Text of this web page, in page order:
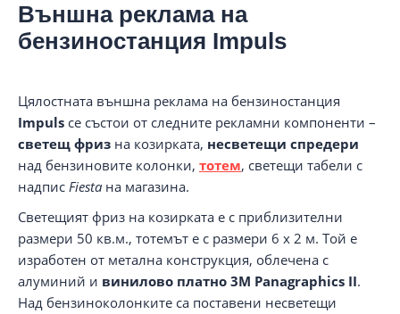
Външна реклама на
бензиностанция Impuls
Цялостната външна реклама на бензиностанция
Impuls се състои от следните рекламни компоненти –
светещ фриз на козирката, несветещи спредери
над бензиновите колонки, тотем, светещи табели с
надпис Fiesta на магазина.
Светещият фриз на козирката е с приблизителни
размери 50 кв.м., тотемът е с размери 6 х 2 м. Той е
изработен от метална конструкция, облечена с
алуминий и винилово платно 3M Panagraphics II.
Над бензиноколонките са поставени несветещи